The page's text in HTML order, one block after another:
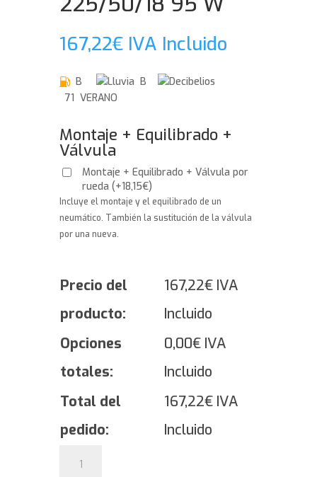
167,22€ IVA Incluido
B
B
71 VERANO
Montaje + Equilibrado +
Válvula
Montaje + Equilibrado + Válvula por
rueda(+18,15€)
Incluye el montaje y el equilibrado de un
neumático. También la sustitución de la válvula
por una nueva.
Precio del
producto:
167,22€ IVA
Incluido
Opciones
totales:
0,00€ IVA
Incluido
Total del
pedido:
167,22€ IVA
Incluido
ADVAN